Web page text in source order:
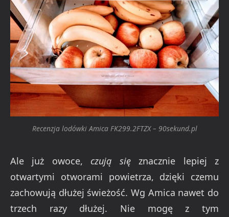
Recenzja lodówki Amica FK299.2FTZX – 90sekund.pl
Ale już owoce, czują sięznacznie lepiej z
otwartymi otworami powietrza, dzięki czemu
zachowują dłużej świeżość. Wg Amica nawet do
trzech razy dłużej. Nie mogę z tym